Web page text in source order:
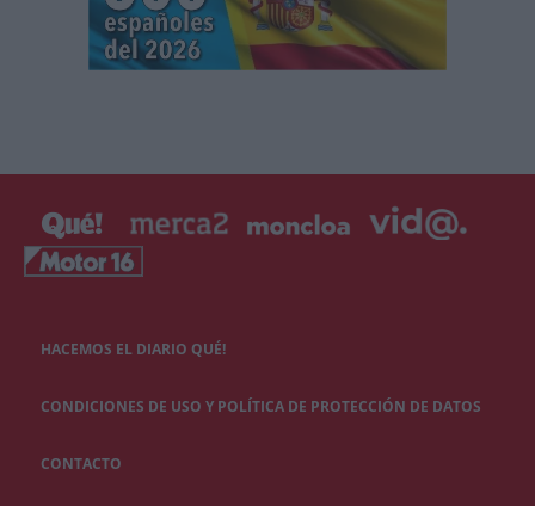
HACEMOS EL DIARIO QUÉ!
CONDICIONES DE USO Y POLÍTICA DE PROTECCIÓN DE DATOS
CONTACTO